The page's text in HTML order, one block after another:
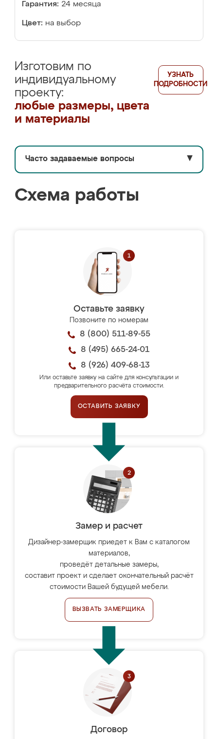
Гарантия: 24 месяца
Цвет: на выбор
Изготовим по
индивидуальному
проекту:
любые размеры, цвета
и материалы
УЗНАТЬ
ПОДРОБНОСТИ
Часто задаваемые вопросы ▼
Схема работы
Оставьте заявку
Позвоните по номерам
8 (800) 511-89-55
8 (495) 665-24-01
8 (926) 409-68-13
Или оставьте заявку на сайте для консультации и
предварительного расчёта стоимости.
ОСТАВИТЬ ЗАЯВКУ
Замер и расчет
Дизайнер-замерщик приедет к Вам с каталогом
материалов,
проведёт детальные замеры,
составит проект и сделает окончательный расчёт
стоимости Вашей будущей мебели.
ВЫЗВАТЬ ЗАМЕРЩИКА
Договор